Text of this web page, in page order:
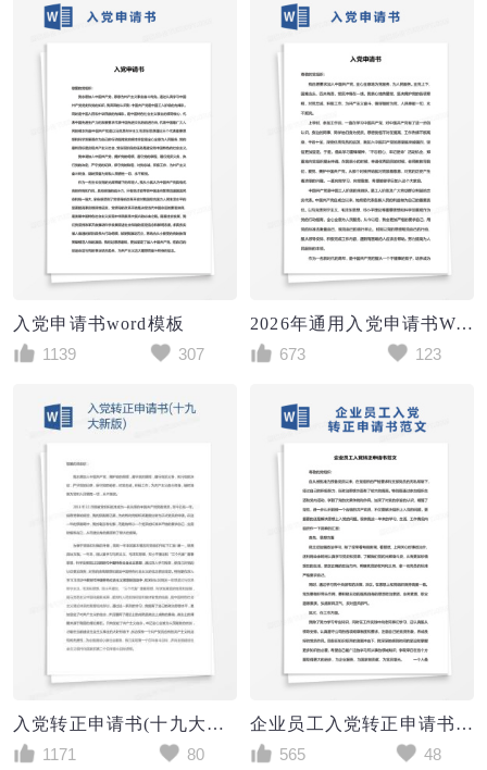
入党申请书word模板
1139
307
2026年通用入党申请书Word模板
673
123
入党转正申请书(十九大新版)
1171
80
企业员工入党转正申请书范文Word模板
565
48